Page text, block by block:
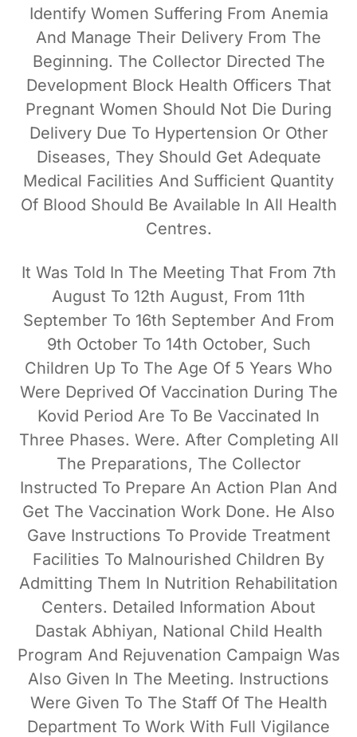
Identify Women Suffering From Anemia
And Manage Their Delivery From The
Beginning. The Collector Directed The
Development Block Health Officers That
Pregnant Women Should Not Die During
Delivery Due To Hypertension Or Other
Diseases, They Should Get Adequate
Medical Facilities And Sufficient Quantity
Of Blood Should Be Available In All Health
Centres.
It Was Told In The Meeting That From 7th
August To 12th August, From 11th
September To 16th September And From
9th October To 14th October, Such
Children Up To The Age Of 5 Years Who
Were Deprived Of Vaccination During The
Kovid Period Are To Be Vaccinated In
Three Phases. Were. After Completing All
The Preparations, The Collector
Instructed To Prepare An Action Plan And
Get The Vaccination Work Done. He Also
Gave Instructions To Provide Treatment
Facilities To Malnourished Children By
Admitting Them In Nutrition Rehabilitation
Centers. Detailed Information About
Dastak Abhiyan, National Child Health
Program And Rejuvenation Campaign Was
Also Given In The Meeting. Instructions
Were Given To The Staff Of The Health
Department To Work With Full Vigilance